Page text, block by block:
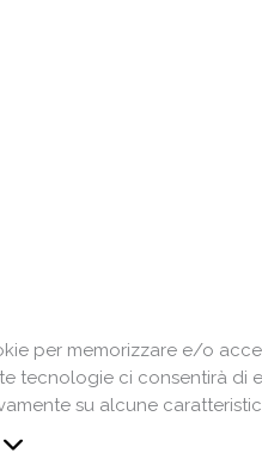
per memorizzare e/o
tecnologie ci consentirà
su alcune